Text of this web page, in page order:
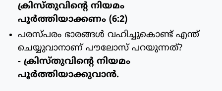
ക്രിസ്തുവിന്റെ നിയമം
പൂര്‍ത്തിയാക്കണം (6:2)
പരസ്പരം ഭാരങ്ങള്‍ വഹിച്ചുകൊണ്ട് എന്ത്
ചെയ്യുവാനാണ് പൗലോസ് പറയുന്നത്?
- ക്രിസ്തുവിന്റെ നിയമം
പൂര്‍ത്തിയാക്കുവാന്‍.